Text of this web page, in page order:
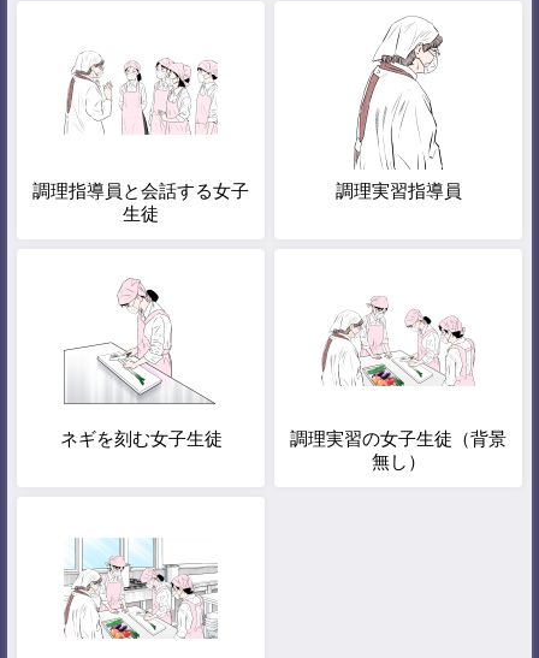
調理指導員と会話する女子
生徒
調理実習指導員
ネギを刻む女子生徒
調理実習の女子生徒（背景
無し）